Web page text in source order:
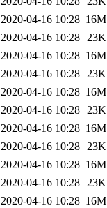
2020-04-16 10:28 16M
2020-04-16 10:28 23K
2020-04-16 10:28 16M
2020-04-16 10:28 23K
2020-04-16 10:28 16M
2020-04-16 10:28 23K
2020-04-16 10:28 16M
2020-04-16 10:28 23K
2020-04-16 10:28 16M
2020-04-16 10:28 23K
2020-04-16 10:28 16M